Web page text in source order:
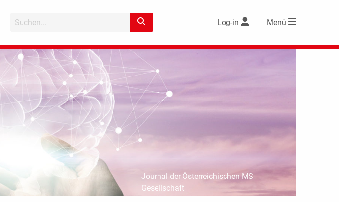
Log-in Menü
Journal der Österreichischen MS-
Gesellschaft